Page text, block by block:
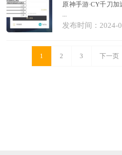
原神手游·CY千刀加速无
...
发布时间：2024-
1 2 3 下一页